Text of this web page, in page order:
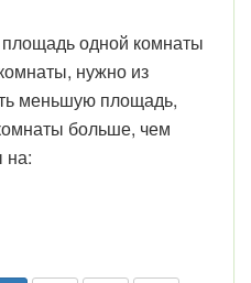
площадь одной комнаты
нужно из
меньшую площадь,
больше, чем
на: